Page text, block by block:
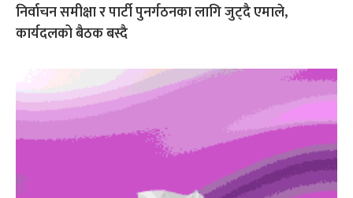
निर्वाचन समीक्षा र पार्टी पुनर्गठनका लागि जुट्दै एमाले,
कार्यदलको बैठक बस्दै